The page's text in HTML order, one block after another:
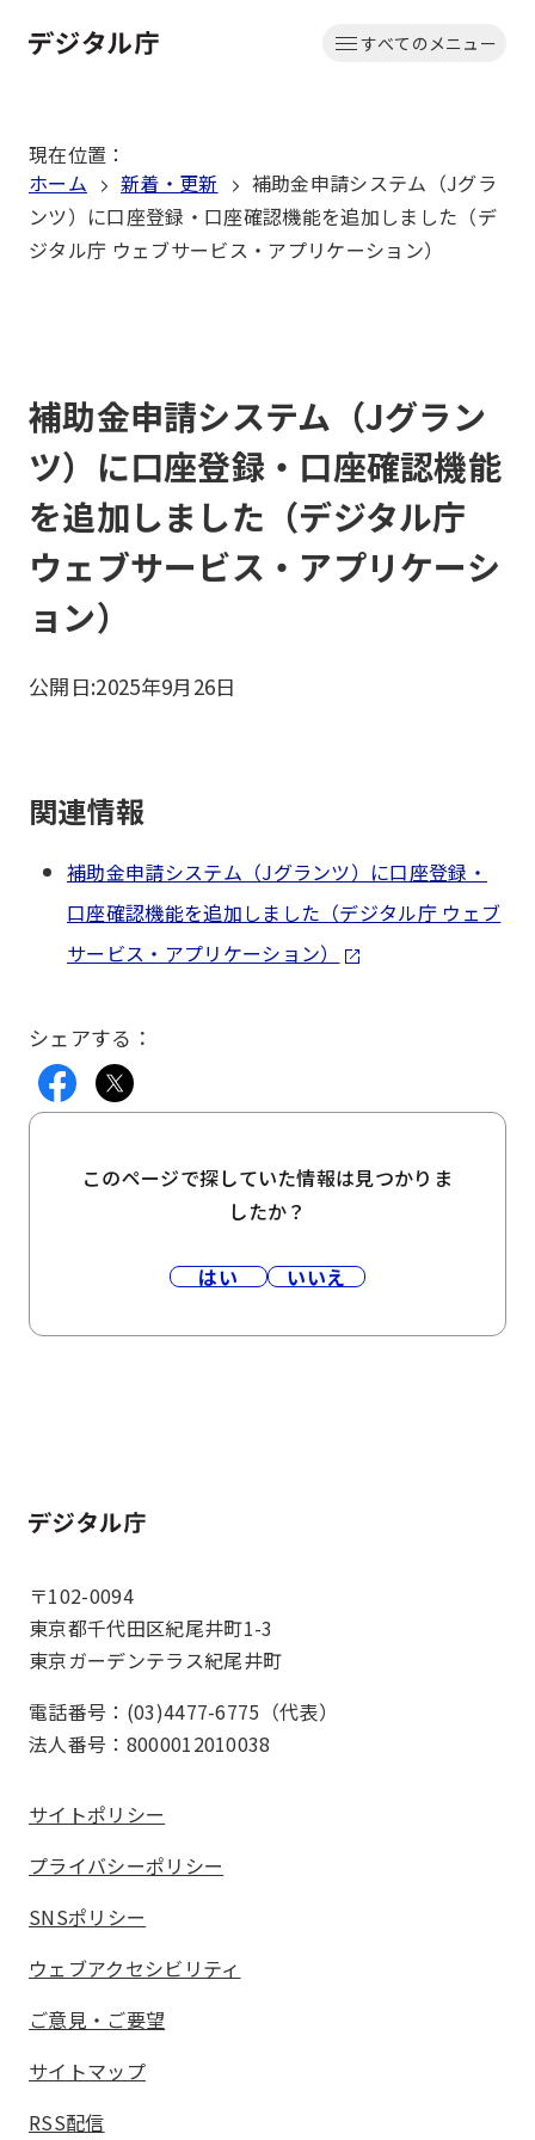
文
動
すべてのメニュー
現在位置 ：
ホーム
新着・更新
補助金申請システム（Jグラ
ンツ）に口座登録・口座確認機能を追加しました（デ
ジタル庁 ウェブサービス・アプリケーション）
補助金申請システム（Jグラン
ツ）に口座登録・口座確認機能
を追加しました（デジタル庁
ウェブサービス・アプリケーシ
ョン）
公開日:2025年9月26日
関連情報
補助金申請システム（Jグランツ）に口座登録・
口座確認機能を追加しました（デジタル庁 ウェブ
サービス・アプリケーション）
シェアする：
このページで探していた情報は見つかりま
したか？
はい いいえ
ホーム
〒102-0094
東京都千代田区紀尾井町1-3
東京ガーデンテラス紀尾井町
電話番号：(03)4477-6775（代表）
法人番号：8000012010038
サイトポリシー
プライバシーポリシー
SNSポリシー
ウェブアクセシビリティ
ご意見・ご要望
サイトマップ
RSS配信